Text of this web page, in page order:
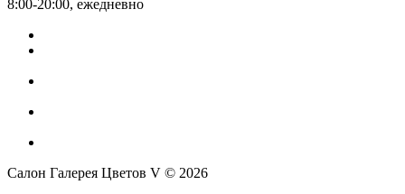
8:00-20:00, ежедневно
Салон Галерея Цветов V © 2026